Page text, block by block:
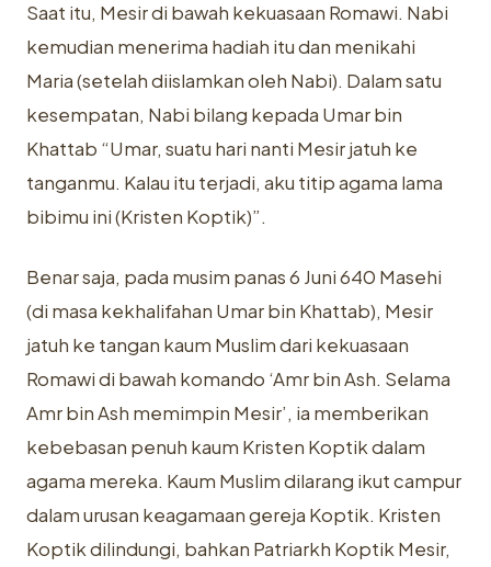
Saat itu, Mesir di bawah kekuasaan Romawi. Nabi
kemudian menerima hadiah itu dan menikahi
Maria (setelah diislamkan oleh Nabi). Dalam satu
kesempatan, Nabi bilang kepada Umar bin
Khattab “Umar, suatu hari nanti Mesir jatuh ke
tanganmu. Kalau itu terjadi, aku titip agama lama
bibimu ini (Kristen Koptik)”.
Benar saja, pada musim panas 6 Juni 640 Masehi
(di masa kekhalifahan Umar bin Khattab), Mesir
jatuh ke tangan kaum Muslim dari kekuasaan
Romawi di bawah komando ‘Amr bin Ash. Selama
Amr bin Ash memimpin Mesir’, ia memberikan
kebebasan penuh kaum Kristen Koptik dalam
agama mereka. Kaum Muslim dilarang ikut campur
dalam urusan keagamaan gereja Koptik. Kristen
Koptik dilindungi, bahkan Patriarkh Koptik Mesir,